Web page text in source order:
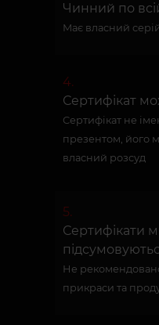
Чинний по
Має власний
Сертифікат
Сертифікат не
презентом, його
власний розсуд
Сертифікати
Не
прикраси та